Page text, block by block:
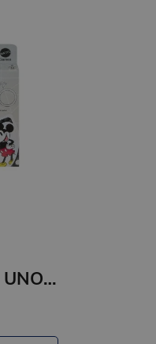
Galda spēle UNO kārtis Disney